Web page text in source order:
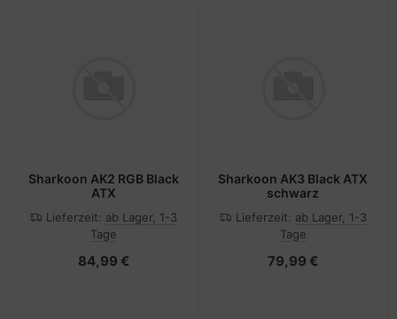
Sharkoon AK2 RGB Black
ATX
Lieferzeit: ab Lager, 1-3
Tage
84,99 €
Sharkoon AK3 Black ATX
schwarz
Lieferzeit: ab Lager, 1-3
Tage
79,99 €